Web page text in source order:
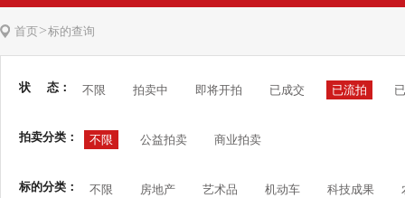
首页>标的查询
状 态： 不限 拍卖中 即将开拍 已成交 已流拍
拍卖分类： 不限 公益拍卖 商业拍卖
标的分类： 不限 房地产 艺术品 机动车 科技成果